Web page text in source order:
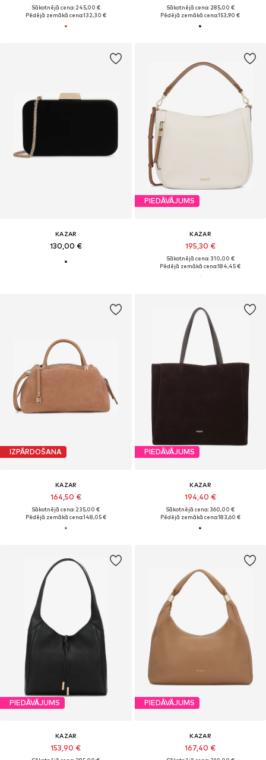
Sākotnējā cena: 245,00 €
Pēdējā zemākā cena:132,30 €
Sākotnējā cena: 285,00 €
Pēdējā zemākā cena:153,90 €
KAZAR
130,00 €
PIEDĀVĀJUMS
KAZAR
195,30 €
Sākotnējā cena: 310,00 €
Pēdējā zemākā cena:184,45 €
IZPĀRDOŠANA
KAZAR
164,50 €
Sākotnējā cena: 235,00 €
Pēdējā zemākā cena:148,05 €
PIEDĀVĀJUMS
KAZAR
194,40 €
Sākotnējā cena: 360,00 €
Pēdējā zemākā cena:183,60 €
PIEDĀVĀJUMS
KAZAR
153,90 €
PIEDĀVĀJUMS
KAZAR
167,40 €